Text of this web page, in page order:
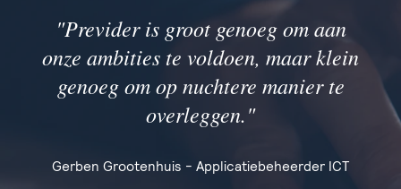
"Previder is groot genoeg om aan
onze ambities te voldoen, maar klein
genoeg om op nuchtere manier te
overleggen."
Gerben Grootenhuis - Applicatiebeheerder ICT